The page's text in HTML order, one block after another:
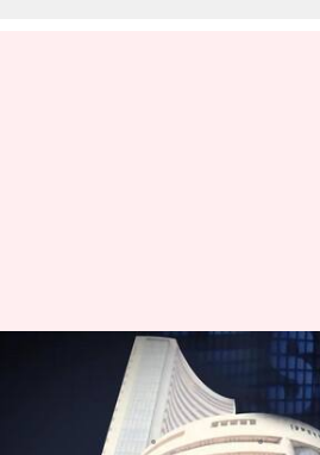
शेयर बाजार में
सेंसेक्स 79,496
बिश्वजीत कुमार Nov 11, 2024 04:25